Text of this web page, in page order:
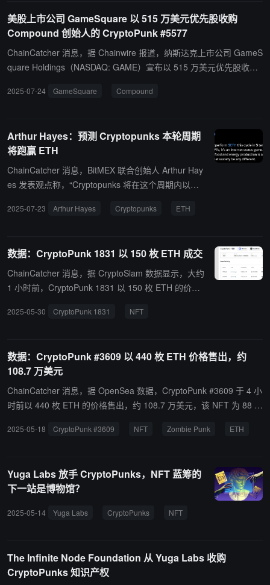
近期发行价值 515 万美元的优先股，以三倍于市场底价的估值购入稀
有" Ape Punk "系列中的 #5577 号作品。
美股上市公司 GameSquare 以 515 万美元优先股收购
Compound 创始人的 CryptoPunk #5577
ChainCatcher 消息，据 Chainwire 报道，纳斯达克上市公司 GameS
quare Holdings（NASDAQ: GAME）宣布以 515 万美元优先股收购
5577。据介绍，这是 GameSquare 首次直接投资 NFT。 GameSqu
2025-07-24 GameSquare Compound
Arthur Hayes：预测 Cryptopunks 本轮周期
将跑赢 ETH
ChainCatcher 消息，BitMEX 联合创始人 Arthur Hay
es 发表观点称，“Cryptopunks 将在这个周期内以美
NFT 来展示财富，这本质上是一种互联网地位游戏。
2025-07-23 Arthur Hayes Cryptopunks ETH
数据：CryptoPunk 1831 以 150 枚 ETH 成交
ChainCatcher 消息，据 CryptoSlam 数据显示，大约
1 小时前，CryptoPunk 1831 以 150 枚 ETH 的价格
2025-05-30 CryptoPunk 1831 NFT
数据：CryptoPunk #3609 以 440 枚 ETH 价格售出，约
108.7 万美元
ChainCatcher 消息，据 OpenSea 数据，CryptoPunk #3609 于 4 小
时前以 440 枚 ETH 的价格售出，约 108.7 万美元，该 NFT 为 88 个
420 枚 ETH 价格售出，当时 ETH 价格 1634 美元，成交价 68.65 万
2025-05-18 CryptoPunk #3609 NFT Zombie Punk ETH
Yuga Labs 放手 CryptoPunks，NFT 蓝筹的
下一站是博物馆？
2025-05-14 Yuga Labs CryptoPunks NFT
The Infinite Node Foundation 从 Yuga Labs 收购
CryptoPunks 知识产权